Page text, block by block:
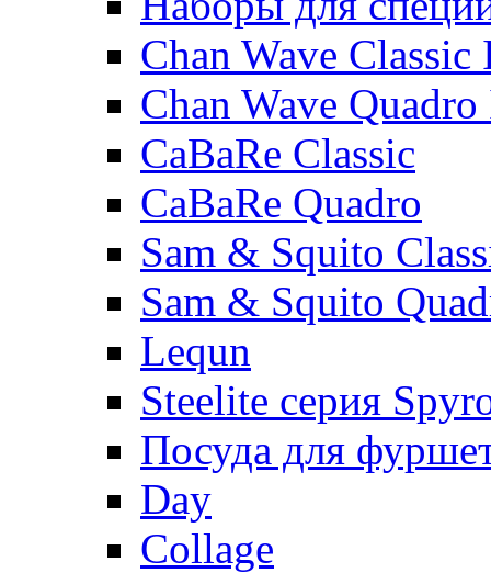
Chan Wave
Chan Wave
CaBaRe Classic
CaBaRe Quadro
Sam & Squito
Sam & Squito
Lequn
Steelite серия
Посуда для
Day
Collage